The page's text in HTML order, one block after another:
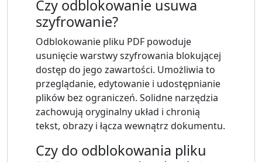
Czy odblokowanie usuwa
szyfrowanie?
Odblokowanie pliku PDF powoduje
usunięcie warstwy szyfrowania blokującej
dostęp do jego zawartości. Umożliwia to
przeglądanie, edytowanie i udostępnianie
plików bez ograniczeń. Solidne narzędzia
zachowują oryginalny układ i chronią
tekst, obrazy i łącza wewnątrz dokumentu.
Czy do odblokowania pliku